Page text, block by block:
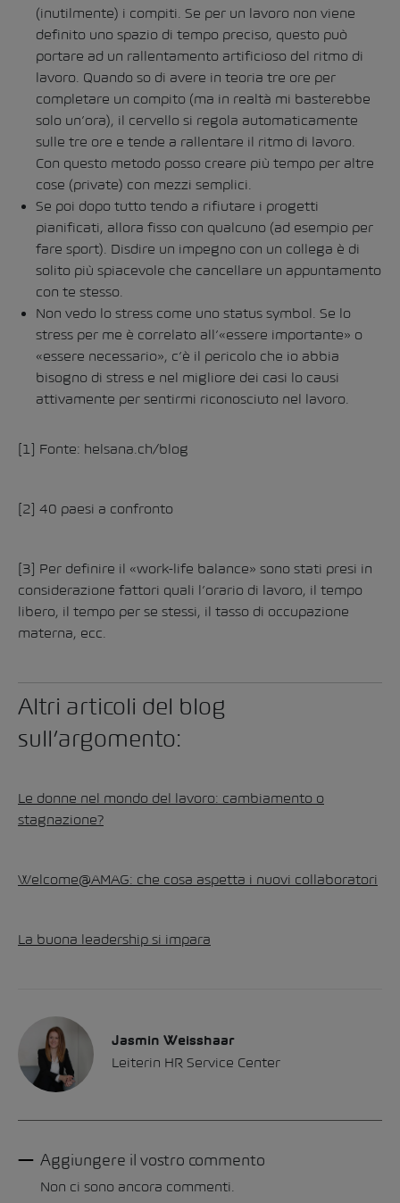
(inutilmente) i compiti. Se per un lavoro non viene
definito uno spazio di tempo preciso, questo può
portare ad un rallentamento artificioso del ritmo di
lavoro. Quando so di avere in teoria tre ore per
completare un compito (ma in realtà mi basterebbe
solo un’ora), il cervello si regola automaticamente
sulle tre ore e tende a rallentare il ritmo di lavoro.
Con questo metodo posso creare più tempo per altre
cose (private) con mezzi semplici.
Se poi dopo tutto tendo a rifiutare i progetti
pianificati, allora fisso con qualcuno (ad esempio per
fare sport). Disdire un impegno con un collega è di
solito più spiacevole che cancellare un appuntamento
con te stesso.
Non vedo lo stress come uno status symbol. Se lo
stress per me è correlato all’«essere importante» o
«essere necessario», c’è il pericolo che io abbia
bisogno di stress e nel migliore dei casi lo causi
attivamente per sentirmi riconosciuto nel lavoro.
[1] Fonte: helsana.ch/blog
[2] 40 paesi a confronto
[3] Per definire il «work-life balance» sono stati presi in
considerazione fattori quali l’orario di lavoro, il tempo
libero, il tempo per se stessi, il tasso di occupazione
materna, ecc.
Altri articoli del blog
sull’argomento:
Le donne nel mondo del lavoro: cambiamento o
stagnazione?
Welcome@AMAG: che cosa aspetta i nuovi collaboratori
La buona leadership si impara
Jasmin Weisshaar
Leiterin HR Service Center
Aggiungere il vostro commento
Non ci sono ancora commenti.